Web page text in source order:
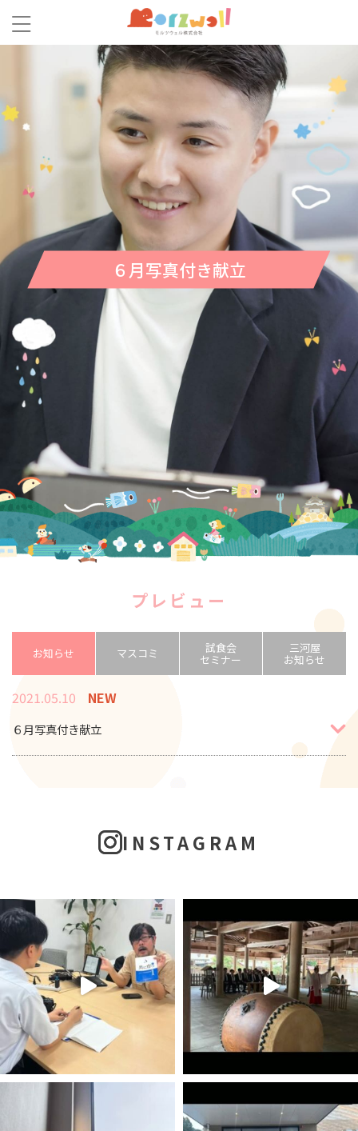
６月写真付き献立
プレビュー
お知らせ マスコミ 試食会
セミナー
三河屋
お知らせ
2021.05.10 NEW
６月写真付き献立
INSTAGRAM